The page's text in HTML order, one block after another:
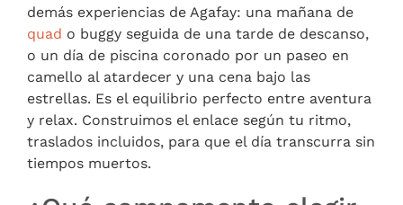
demás experiencias de Agafay: una mañana de
quad o buggy seguida de una tarde de descanso,
o un día de piscina coronado por un paseo en
camello al atardecer y una cena bajo las
estrellas. Es el equilibrio perfecto entre aventura
y relax. Construimos el enlace según tu ritmo,
traslados incluidos, para que el día transcurra sin
tiempos muertos.